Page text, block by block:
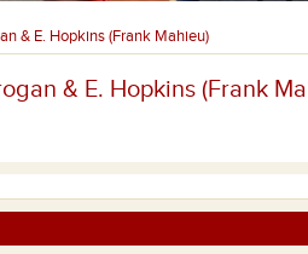
& E. Hopkins (Frank Mahieu)
& E. Hopkins (Frank